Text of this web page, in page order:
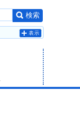
検索
表示